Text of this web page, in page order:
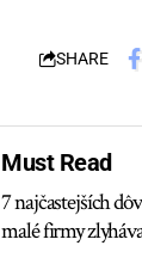
SHARE
Must Read
7 najčastejších
malé firmy